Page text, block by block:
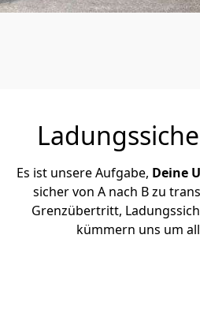
Es ist unsere Aufgabe, Deine
sicher von A nach B zu
Grenzübertritt,
kümmern uns um